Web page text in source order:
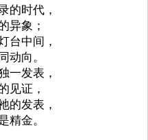
的时代，
异象；
台中间，
动向。
一发表，
见证，
的发表，
精金。